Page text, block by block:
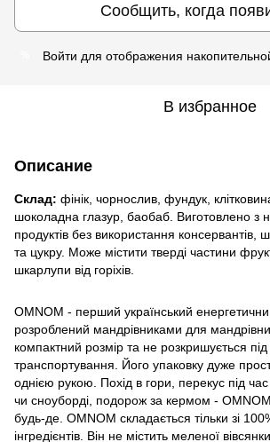
Сообщить, когда
Войти для отображения
В избранное
Описание
Склад: фінік, чорнослив, фундук,
шоколадна глазур, баобаб. Виготовлено з
продуктів без використання консервантів,
та цукру. Може містити тверді частини
шкарлупи від горіхів.
OMNOM - перший український
розроблений мандрівниками для
компактний розмір та не розкришується
транспортування. Його упаковку дуже
однією рукою. Похід в гори, перекус під
чи сноуборді, подорож за кермом -
будь-де. OMNOM складається тільки зі
інгредієнтів. Він не містить меленої